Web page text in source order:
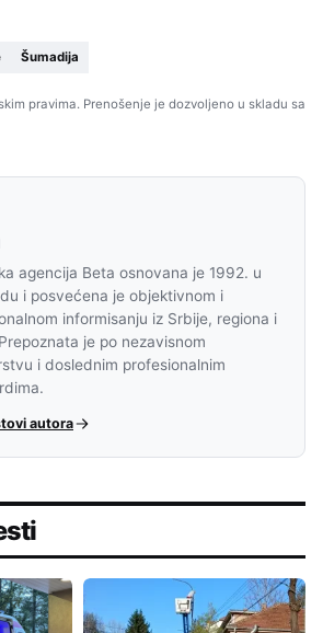
Šumadija
pravima. Prenošenje je dozvoljeno u skladu sa
agencija Beta osnovana je 1992. u
i posvećena je objektivnom i
informisanju iz Srbije, regiona i
je po nezavisnom
i doslednim profesionalnim
autora